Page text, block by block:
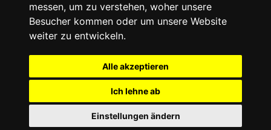
messen, um zu verstehen, woher unsere
Besucher kommen oder um unsere Website
weiter zu entwickeln.
Alle akzeptieren
Ich lehne ab
Einstellungen ändern